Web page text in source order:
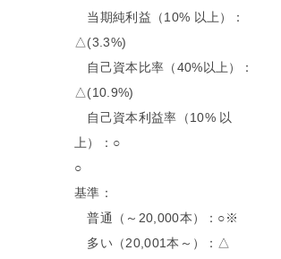
当期純利益（10% 以上）：
△(3.3%)
自己資本比率（40%以上）：
△(10.9%)
自己資本利益率（10% 以
上）：○
○
基準：
普通（～20,000本）：○※
多い（20,001本～）：△